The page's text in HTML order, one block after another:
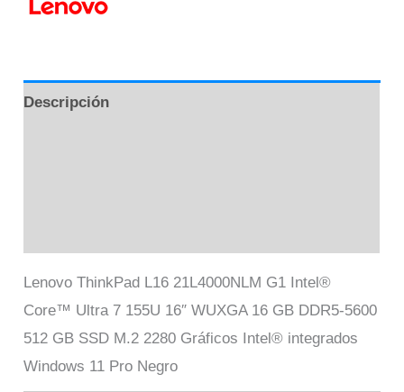
Descripción
Lenovo ThinkPad L16 21L4000NLM G1 Intel®
Core™ Ultra 7 155U 16″ WUXGA 16 GB DDR5-5600
512 GB SSD M.2 2280 Gráficos Intel® integrados
Windows 11 Pro Negro